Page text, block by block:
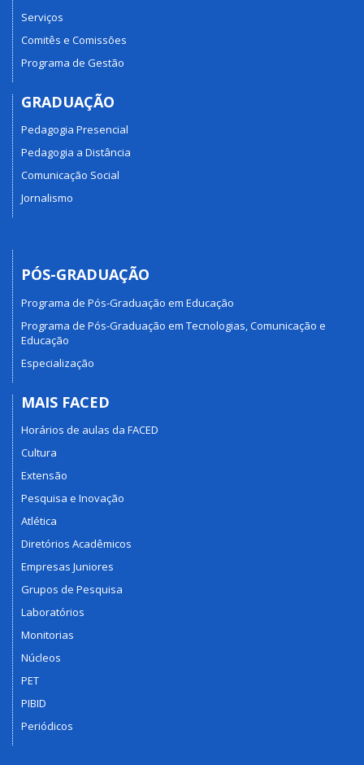
Serviços
Comitês e Comissões
Programa de Gestão
GRADUAÇÃO
Pedagogia Presencial
Pedagogia a Distância
Comunicação Social
Jornalismo
PÓS-GRADUAÇÃO
Programa de Pós-Graduação em Educação
Programa de Pós-Graduação em Tecnologias, Comunicação e
Educação
Especialização
MAIS FACED
Horários de aulas da FACED
Cultura
Extensão
Pesquisa e Inovação
Atlética
Diretórios Acadêmicos
Empresas Juniores
Grupos de Pesquisa
Laboratórios
Monitorias
Núcleos
PET
PIBID
Periódicos